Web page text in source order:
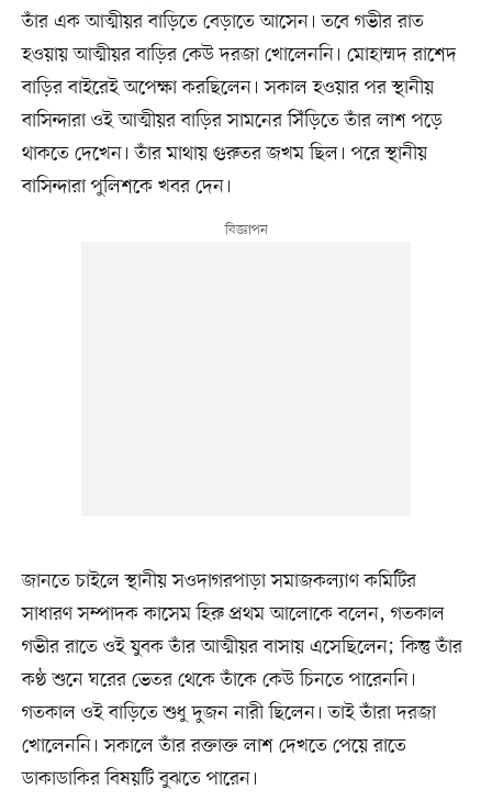
তাঁর এক আত্মীয়র বাড়িতে বেড়াতে আসেন। তবে গভীর রাত
হওয়ায় আত্মীয়র বাড়ির কেউ দরজা খোলেননি। মোহাম্মদ রাশেদ
বাড়ির বাইরেই অপেক্ষা করছিলেন। সকাল হওয়ার পর স্থানীয়
বাসিন্দারা ওই আত্মীয়র বাড়ির সামনের সিঁড়িতে তাঁর লাশ পড়ে
থাকতে দেখেন। তাঁর মাথায় গুরুতর জখম ছিল। পরে স্থানীয়
বাসিন্দারা পুলিশকে খবর দেন।
জানতে চাইলে স্থানীয় সওদাগরপাড়া সমাজকল্যাণ কমিটির
সাধারণ সম্পাদক কাসেম হিরু প্রথম আলোকে বলেন, গতকাল
গভীর রাতে ওই যুবক তাঁর আত্মীয়র বাসায় এসেছিলেন; কিন্তু তাঁর
কণ্ঠ শুনে ঘরের ভেতর থেকে তাঁকে কেউ চিনতে পারেননি।
গতকাল ওই বাড়িতে শুধু দুজন নারী ছিলেন। তাই তাঁরা দরজা
খোলেননি। সকালে তাঁর রক্তাক্ত লাশ দেখতে পেয়ে রাতে
ডাকাডাকির বিষয়টি বুঝতে পারেন।